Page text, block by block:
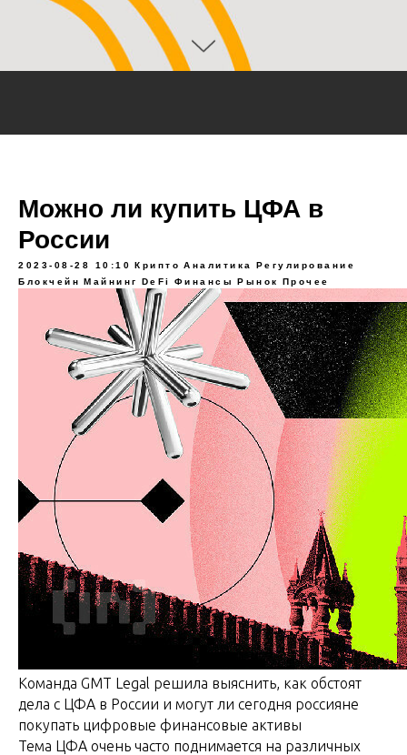
Можно ли купить ЦФА в
России
2023-08-28 10:10 Крипто Аналитика
Регулирование
Блокчейн Майнинг DeFi Финансы Рынок Прочее
Команда GMT Legal решила выяснить, как обстоят
дела с ЦФА в России и могут ли сегодня россияне
покупать цифровые финансовые активы
Тема ЦФА очень часто поднимается на различных